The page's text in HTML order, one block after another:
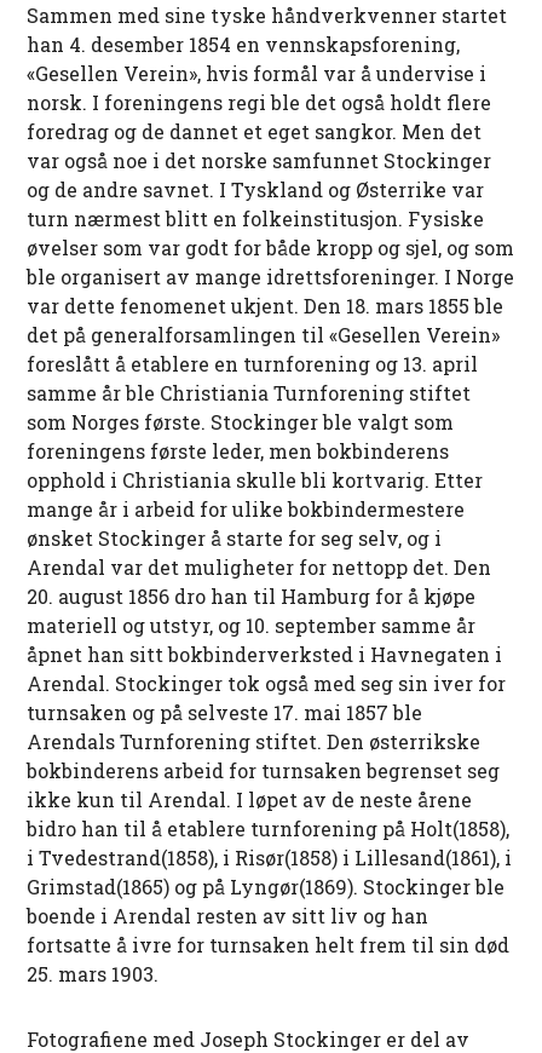
Sammen med sine tyske håndverkvenner startet
han 4. desember 1854 en vennskapsforening,
«Gesellen Verein», hvis formål var å undervise i
norsk. I foreningens regi ble det også holdt flere
foredrag og de dannet et eget sangkor. Men det
var også noe i det norske samfunnet Stockinger
og de andre savnet. I Tyskland og Østerrike var
turn nærmest blitt en folkeinstitusjon. Fysiske
øvelser som var godt for både kropp og sjel, og som
ble organisert av mange idrettsforeninger. I Norge
var dette fenomenet ukjent. Den 18. mars 1855 ble
det på generalforsamlingen til «Gesellen Verein»
foreslått å etablere en turnforening og 13. april
samme år ble Christiania Turnforening stiftet
som Norges første. Stockinger ble valgt som
foreningens første leder, men bokbinderens
opphold i Christiania skulle bli kortvarig. Etter
mange år i arbeid for ulike bokbindermestere
ønsket Stockinger å starte for seg selv, og i
Arendal var det muligheter for nettopp det. Den
20. august 1856 dro han til Hamburg for å kjøpe
materiell og utstyr, og 10. september samme år
åpnet han sitt bokbinderverksted i Havnegaten i
Arendal. Stockinger tok også med seg sin iver for
turnsaken og på selveste 17. mai 1857 ble
Arendals Turnforening stiftet. Den østerrikske
bokbinderens arbeid for turnsaken begrenset seg
ikke kun til Arendal. I løpet av de neste årene
bidro han til å etablere turnforening på Holt(1858),
i Tvedestrand(1858), i Risør(1858) i Lillesand(1861), i
Grimstad(1865) og på Lyngør(1869). Stockinger ble
boende i Arendal resten av sitt liv og han
fortsatte å ivre for turnsaken helt frem til sin død
25. mars 1903.
Fotografiene med Joseph Stockinger er del av